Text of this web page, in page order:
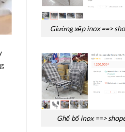
Giường xếp inox ==>
Ghế bố inox ==>